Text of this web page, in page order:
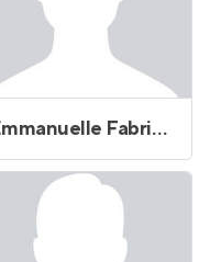
Emmanuelle Fabricio da Silva